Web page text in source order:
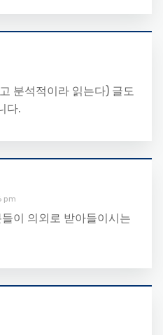
분석적이라 읽는다) 글도
다.
pm
이 의외로 받아들이시는